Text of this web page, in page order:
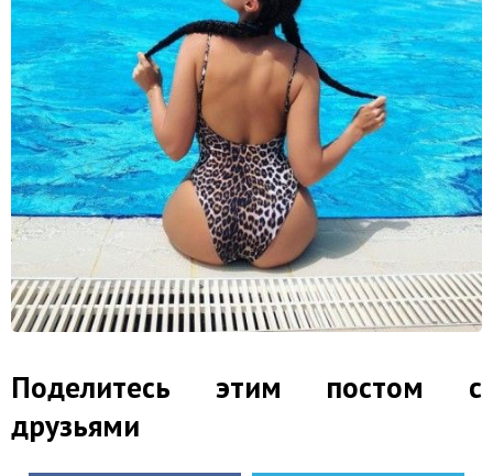
Поделитесь этим постом с
друзьями